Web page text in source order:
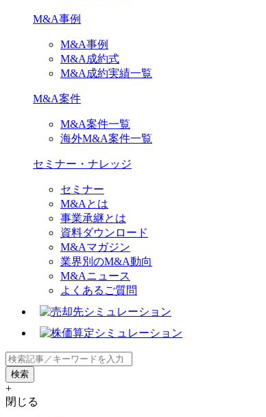
M&A事例
M&A事例
M&A成約式
M&A成約実績一覧
M&A案件
M&A案件一覧
海外M&A案件一覧
セミナー・ナレッジ
セミナー
M&Aとは
事業承継とは
資料ダウンロード
M&Aマガジン
業界別のM&A動向
M&Aニュース
よくあるご質問
+
閉じる